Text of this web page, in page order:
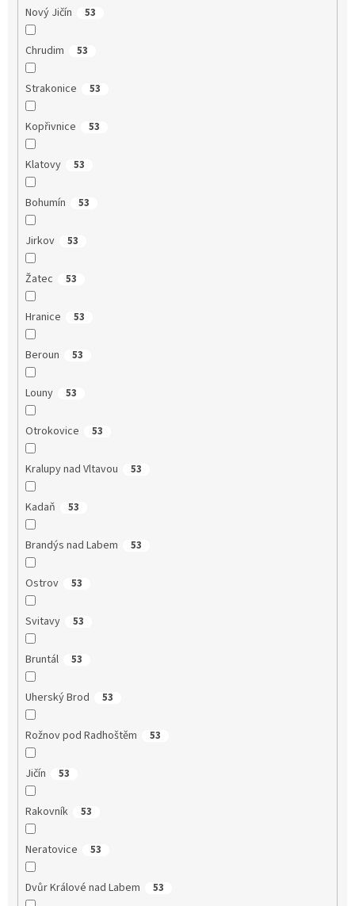
Nový Jičín 53
Chrudim 53
Strakonice 53
Kopřivnice 53
Klatovy 53
Bohumín 53
Jirkov 53
Žatec 53
Hranice 53
Beroun 53
Louny 53
Otrokovice 53
Kralupy nad Vltavou 53
Kadaň 53
Brandýs nad Labem 53
Ostrov 53
Svitavy 53
Bruntál 53
Uherský Brod 53
Rožnov pod Radhoštěm 53
Jičín 53
Rakovník 53
Neratovice 53
Dvůr Králové nad Labem 53